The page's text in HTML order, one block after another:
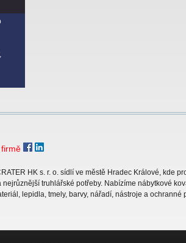
HK s. r. o. sídlí ve městě Hradec Králové, kde
nejrůznější truhlářské potřeby. Nabízíme nábytkové
lepidla, tmely, barvy, nářadí, nástroje a ochranné